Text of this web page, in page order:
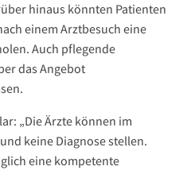
hinaus könnten Patienten
einem Arztbesuch eine
Auch pflegende
das Angebot
„Die Ärzte können im
keine Diagnose stellen.
eine kompetente